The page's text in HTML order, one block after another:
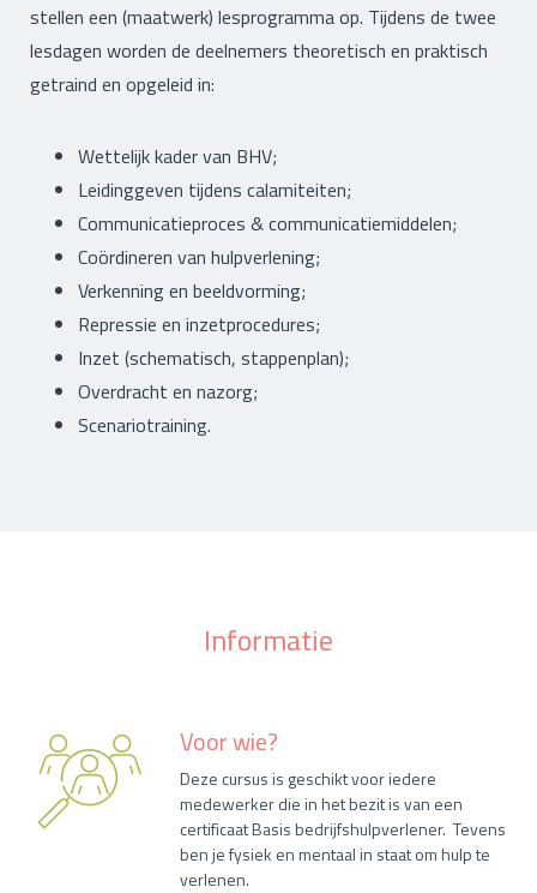
stellen een (maatwerk) lesprogramma op. Tijdens de twee
lesdagen worden de deelnemers theoretisch en praktisch
getraind en opgeleid in:
Wettelijk kader van BHV;
Leidinggeven tijdens calamiteiten;
Communicatieproces & communicatiemiddelen;
Coördineren van hulpverlening;
Verkenning en beeldvorming;
Repressie en inzetprocedures;
Inzet (schematisch, stappenplan);
Overdracht en nazorg;
Scenariotraining.
Informatie
Voor wie?
Deze cursus is geschikt voor iedere
medewerker die in het bezit is van een
certificaat Basis bedrijfshulpverlener. Tevens
ben je fysiek en mentaal in staat om hulp te
verlenen.